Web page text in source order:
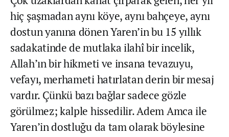
hiç şaşmadan aynı köye, aynı bahçeye, aynı
dostun yanına dönen Yaren’in bu 15 yıllık
sadakatinde de mutlaka ilahî bir incelik,
Allah’ın bir hikmeti ve insana tevazuyu,
vefayı, merhameti hatırlatan derin bir mesaj
vardır. Çünkü bazı bağlar sadece gözle
görülmez; kalple hissedilir. Adem Amca ile
Yaren’in dostluğu da tam olarak böylesine